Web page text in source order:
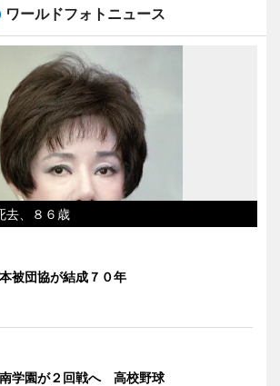
ワールドフォトニュース
去、８６歳
被団協が結成７０年
学園が２回戦へ 高校野球